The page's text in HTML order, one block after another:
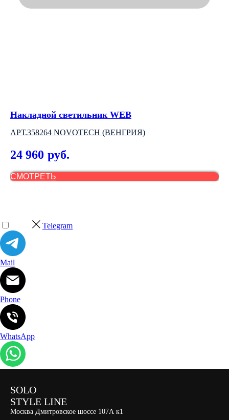
Накладной светильник WEB
АРТ.358264 NOVOTECH (ВЕНГРИЯ)
24 960 руб.
СМОТРЕТЬ
Telegram
Mail
Phone
WhatsApp
SOLO
STYLE LINE
Москва Дмитровское шоссе 107А к1